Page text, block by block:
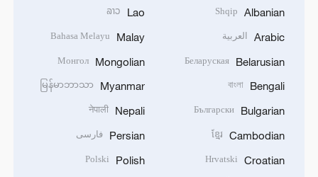
Albanian
Shqip
Arabic العربية
Belarusian
Беларуская
Bengali
বাংলা
Bulgarian
Български
Cambodian
ខ្មែរ
Croatian
Hrvatski
Lao
ລາວ
Malay
Bahasa Melayu
Mongolian
Монгол
Myanmar
မြန်မာဘာသာ
Nepali
नेपाली
Persian فارسی
Polish
Polski